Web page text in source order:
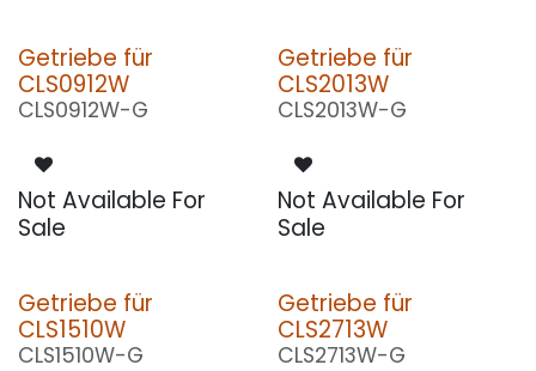
Getriebe für
CLS0912W
CLS0912W-G
Not Available For
Sale
Getriebe für
CLS2013W
CLS2013W-G
Not Available For
Sale
Getriebe für
CLS1510W
CLS1510W-G
Getriebe für
CLS2713W
CLS2713W-G